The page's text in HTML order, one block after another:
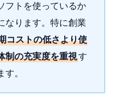
フトを使っているか
なります。特に創業
コストの低さより使
制の充実度を重視す
。